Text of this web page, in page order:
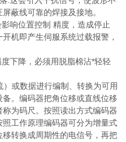
蔽线可靠的焊接及接地。
响位置控制 精度，造成停止
机即产生伺服系统过载报警，
下降，必须用脱脂棉沾*轻轻
或数据进行编制、转换为可用
。编码器把角位移或直线位移
为码尺。按照读出方式编码器
工作原理编码器可分为增量式
转换成周期性的电信号，再把